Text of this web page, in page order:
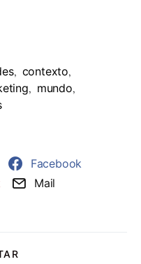
, contexto,
, mundo,
Facebook
Mail